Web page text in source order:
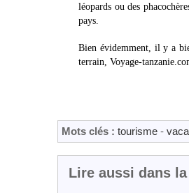
léopards ou des
pays.
Bien évidemment, il y a
terrain, Voyage-
Mots clés : tourisme -
Lire aussi dans